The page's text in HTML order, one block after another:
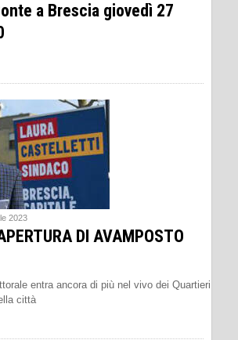
a Brescia giovedì 27
2023
DI AVAMPOSTO
entra ancora di più nel vivo dei Quartieri
città